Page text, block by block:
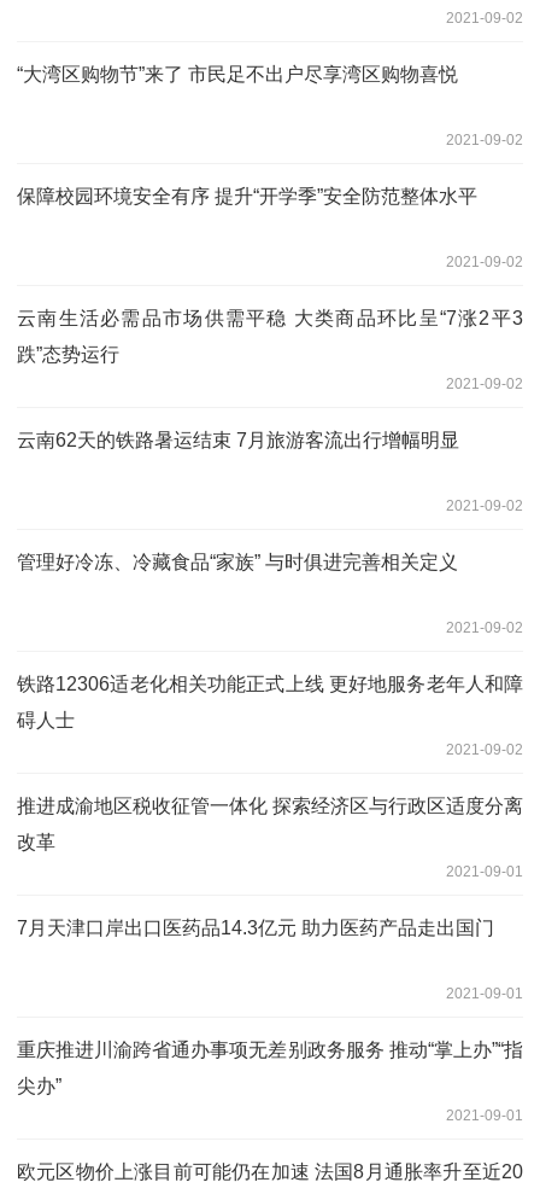
2021-09-02
“大湾区购物节”来了 市民足不出户尽享湾区购物喜悦
2021-09-02
保障校园环境安全有序 提升“开学季”安全防范整体水平
2021-09-02
云南生活必需品市场供需平稳 大类商品环比呈“7涨2平3
跌”态势运行
2021-09-02
云南62天的铁路暑运结束 7月旅游客流出行增幅明显
2021-09-02
管理好冷冻、冷藏食品“家族” 与时俱进完善相关定义
2021-09-02
铁路12306适老化相关功能正式上线 更好地服务老年人和障
碍人士
2021-09-02
推进成渝地区税收征管一体化 探索经济区与行政区适度分离
改革
2021-09-01
7月天津口岸出口医药品14.3亿元 助力医药产品走出国门
2021-09-01
重庆推进川渝跨省通办事项无差别政务服务 推动“掌上办”“指
尖办”
2021-09-01
欧元区物价上涨目前可能仍在加速 法国8月通胀率升至近20